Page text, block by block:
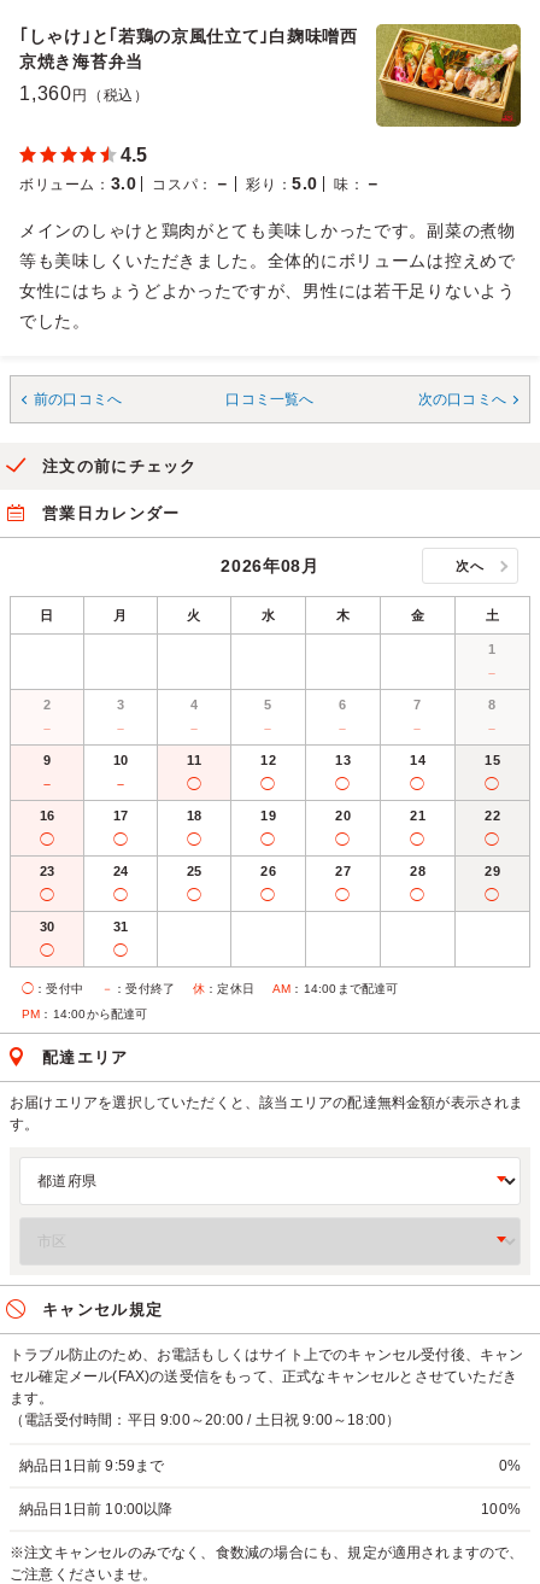
｢しゃけ｣と｢若鶏の京風仕立て｣白麹味噌西
京焼き海苔弁当
1,360 円（税込）
4.5
ボリューム ： 3.0 コスパ ： － 彩り ：5.0 味 ： －
メインのしゃけと鶏肉がとても美味しかったです。副菜の煮物
等も美味しくいただきました。全体的にボリュームは控えめで
女性にはちょうどよかったですが、男性には若干足りないよう
でした。
前の口コミへ 口コミ一覧へ 次の口コミへ
注文の前にチェック
営業日カレンダー
2026年08月 次へ
日 月 火 水 木 金 土
1
－
2
－
3
－
4
－
5
－
6
－
7
－
8
－
9
－
10
－
11
◯
12
◯
13
◯
14
◯
15
◯
16
◯
17
◯
18
◯
19
◯
20
◯
21
◯
22
◯
23
◯
24
◯
25
◯
26
◯
27
◯
28
◯
29
◯
30
◯
31
◯
◯ ：受付中 － ：受付終了 休 ：定休日 AM ：14:00まで配達可
PM ：14:00から配達可
配達エリア
お届けエリアを選択していただくと、該当エリアの配達無料金額が表示されま
す。
キャンセル規定
トラブル防止のため、お電話もしくはサイト上でのキャンセル受付後、キャン
セル確定メール(FAX)の送受信をもって、正式なキャンセルとさせていただき
ます。
（電話受付時間：平日 9:00～20:00 / 土日祝 9:00～18:00）
納品日1日前 9:59まで 0%
納品日1日前 10:00以降 100%
※注文キャンセルのみでなく、食数減の場合にも、規定が適用されますので、
ご注意くださいませ。